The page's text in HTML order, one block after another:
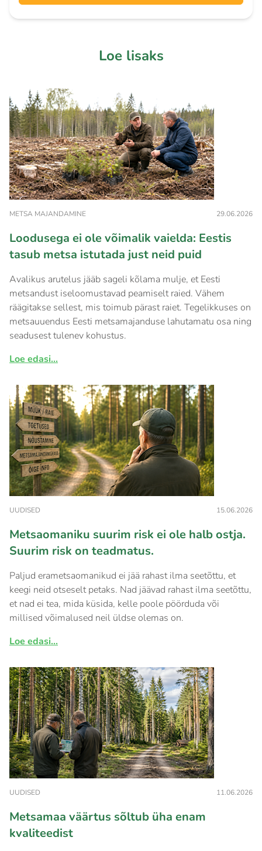
Loe lisaks
METSA MAJANDAMINE 29.06.2026
Loodusega ei ole võimalik vaielda: Eestis
tasub metsa istutada just neid puid
Avalikus arutelus jääb sageli kõlama mulje, et Eesti
metsandust iseloomustavad peamiselt raied. Vähem
räägitakse sellest, mis toimub pärast raiet. Tegelikkuses on
metsauuendus Eesti metsamajanduse lahutamatu osa ning
seadusest tulenev kohustus.
Loe edasi...
UUDISED 15.06.2026
Metsaomaniku suurim risk ei ole halb ostja.
Suurim risk on teadmatus.
Paljud erametsaomanikud ei jää rahast ilma seetõttu, et
keegi neid otseselt petaks. Nad jäävad rahast ilma seetõttu,
et nad ei tea, mida küsida, kelle poole pöörduda või
millised võimalused neil üldse olemas on.
Loe edasi...
UUDISED 11.06.2026
Metsamaa väärtus sõltub üha enam
kvaliteedist